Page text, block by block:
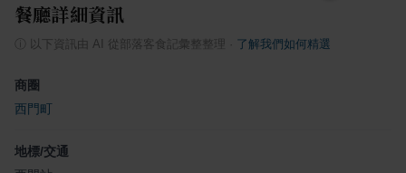
餐廳詳細資訊
以下資訊由 AI 從部落客食記彙整整理 了解我們如何精選
商圈
西門町
地標/交通